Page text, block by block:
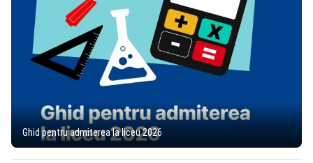
Ghid pentru admiterea la liceu 2026